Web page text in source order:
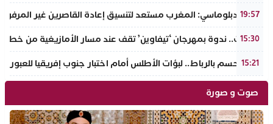
19:57
مصدر دبلوماسي: المغرب مستعد لتنسيق إعادة القاصرين غير
15:30
تافراوت.. ندوة بمهرجان ‘تيفاوين’ تقف عند مسار الأمازيغية من
15:21
سبت الحسم بالرباط.. لبؤات الأطلس أمام اختبار جنوب إفريقيا للعبور
صوت و صورة